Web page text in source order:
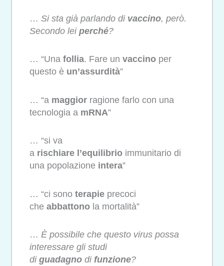
… Si sta già parlando di vaccino, però.
Secondo lei perché?
… “Una follia. Fare un vaccino per
questo è un’assurdità”
… “a maggior ragione farlo con una
tecnologia a mRNA”
… “si va
a rischiare l’equilibrio immunitario di
una popolazione intera”
… “ci sono terapie precoci
che abbattono la mortalità”
… È possibile che questo virus possa
interessare gli studi
di guadagno di funzione?